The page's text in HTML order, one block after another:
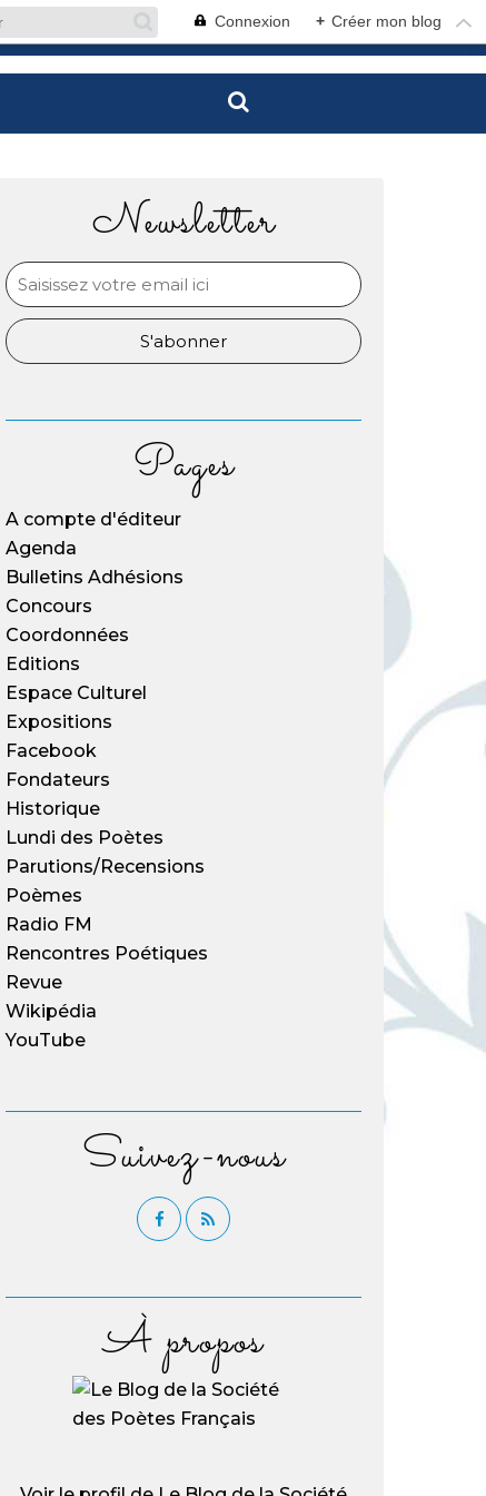
Connexion + Créer mon blog
Newsletter
Pages
A compte d'éditeur
Agenda
Bulletins Adhésions
Concours
Coordonnées
Editions
Espace Culturel
Expositions
Facebook
Fondateurs
Historique
Lundi des Poètes
Parutions/Recensions
Poèmes
Radio FM
Rencontres Poétiques
Revue
Wikipédia
YouTube
Suivez-nous
À propos